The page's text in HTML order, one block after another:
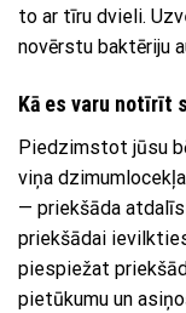
to ar tīru dvieli.
novērstu baktēriju
Kā es varu notīrīt
Piedzimstot jūsu
viņa
— priekšāda
priekšādai
piespiežat
pietūkumu un